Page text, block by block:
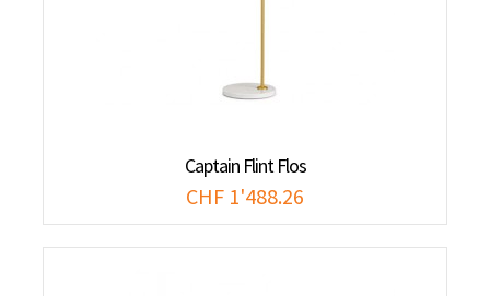
Captain Flint Flos
CHF 1'488.26